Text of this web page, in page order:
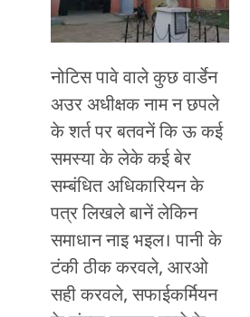
नोटिस पावे वाले कुछ वार्डेन
अउर अधीक्षक नाम न छपले
के शर्त पर बतवनें कि ऊ कई
समस्या के लेके कई बेर
सम्बंधित अधिकारियन के
पत्र लिखले बानें लेकिन
समाधान नाइ भइल। पानी के
टंकी ठीक करवले, आरओ
सही करवले, सफाईकर्मियन